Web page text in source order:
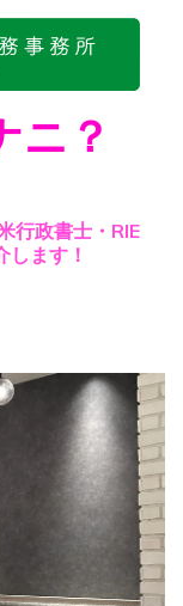
ニ？
行政書士・RIE
ます！